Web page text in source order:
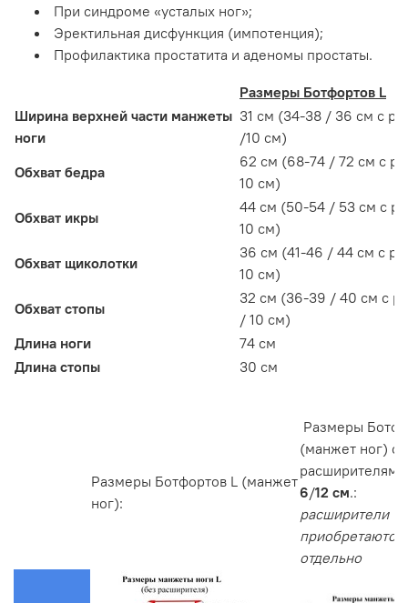
При синдроме «усталых ног»;
Эректильная дисфункция (импотенция);
Профилактика простатита и аденомы простаты.
Размеры Ботфортов L
Ширина верхней части манжеты
ноги
31 см (34-38 / 36 см с
/10 см)
Обхват бедра
62 см (68-74 / 72 см с
10 см)
Обхват икры
44 см (50-54 / 53 см с
10 см)
Обхват щиколотки
36 см (41-46 / 44 см с
10 см)
Обхват стопы
32 см (36-39 / 40 см с
/ 10 см)
Длина ноги
74 см
Длина стопы
30 см
Размеры Ботфортов L (манжет
ног):
Размеры
(манжет ног) с
6/12 см.:
расширители
приобретаются
отдельно